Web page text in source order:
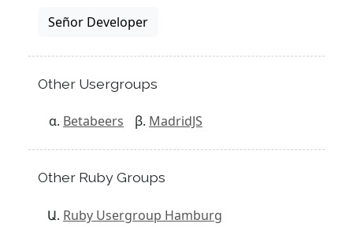
Señor Developer
Other Usergroups
Betabeers MadridJS
Other Ruby Groups
Ruby Usergroup Hamburg